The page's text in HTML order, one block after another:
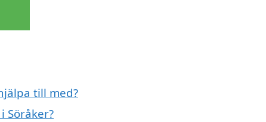
till med?
Söråker?